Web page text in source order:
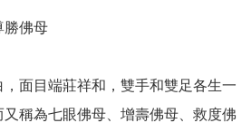
勝佛母
面目端莊祥和，雙手和雙足各生一
稱為七眼佛母、增壽佛母、救度佛